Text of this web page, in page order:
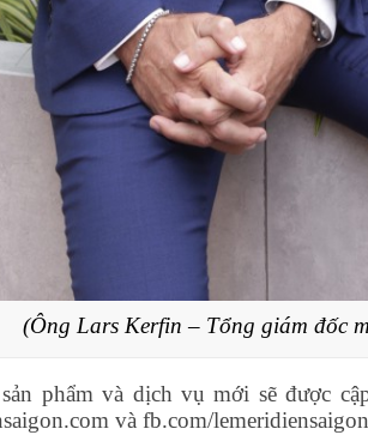
(Ông Lars Kerfin – Tổng giám đốc
phẩm và dịch vụ mới sẽ được
và fb.com/